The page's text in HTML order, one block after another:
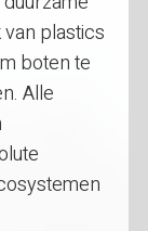
plastics
boten te
Alle